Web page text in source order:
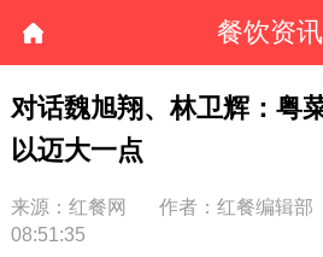
餐饮资讯
对话魏旭翔、林卫辉：粤
以迈大一点
来源：红餐网 作者：红餐编辑部
08:51:35